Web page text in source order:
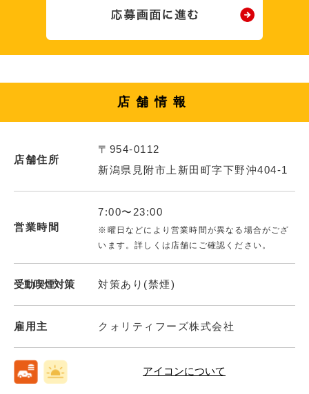
店舗情報
店舗住所
〒954-0112
新潟県見附市上新田町字下野沖404-1
営業時間
7:00〜23:00
※曜日などにより営業時間が異なる場合がござ
います。詳しくは店舗にご確認ください。
受動喫煙対策 対策あり(禁煙)
雇用主 クォリティフーズ株式会社
アイコンについて